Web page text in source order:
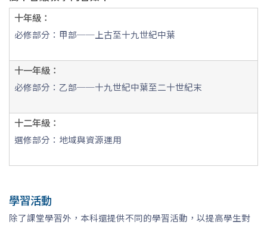
十年級：
必修部分：甲部──上古至十九世紀中葉
十一年級：
必修部分：乙部──十九世紀中葉至二十世紀末
十二年級：
選修部分：地域與資源運用
學習活動
除了課堂學習外，本科還提供不同的學習活動，以提高學生對